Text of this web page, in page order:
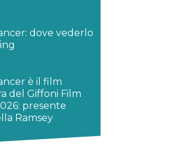
dove vederlo
è il film
del Giffoni Film
presente
Ramsey